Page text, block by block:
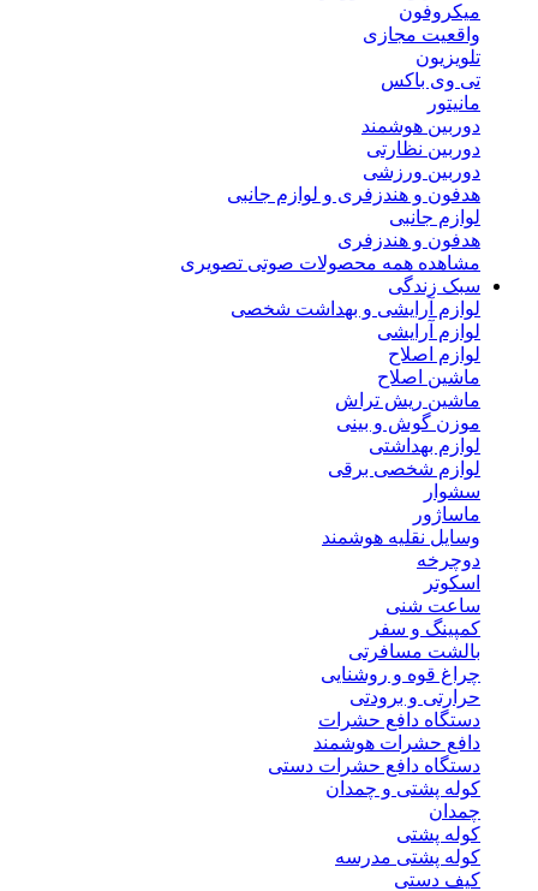
میکروفون
واقعیت مجازی
تلویزیون
تی وی باکس
مانیتور
دوربین هوشمند
دوربین نظارتی
دوربین ورزشی
هدفون و هندزفری و لوازم جانبی
لوازم جانبی
هدفون و هندزفری
مشاهده همه محصولات صوتی تصویری
سبک زندگی
لوازم آرایشی و بهداشت شخصی
لوازم آرایشی
لوازم اصلاح
ماشین اصلاح
ماشین ریش تراش
موزن گوش و بینی
لوازم بهداشتی
لوازم شخصی برقی
سشوار
ماساژور
وسایل نقلیه هوشمند
دوچرخه
اسکوتر
ساعت شنی
کمپینگ و سفر
بالشت مسافرتی
چراغ قوه و روشنایی
حرارتی و برودتی
دستگاه دافع حشرات
دافع حشرات هوشمند
دستگاه دافع حشرات دستی
کوله پشتی و چمدان
چمدان
کوله پشتی
کوله پشتی مدرسه
کیف دستی